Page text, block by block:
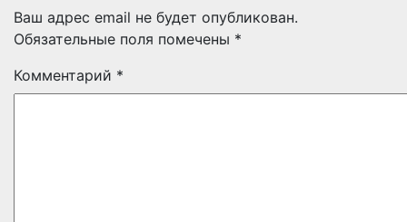
Ваш адрес email не будет опубликован.
Обязательные поля помечены *
Комментарий *